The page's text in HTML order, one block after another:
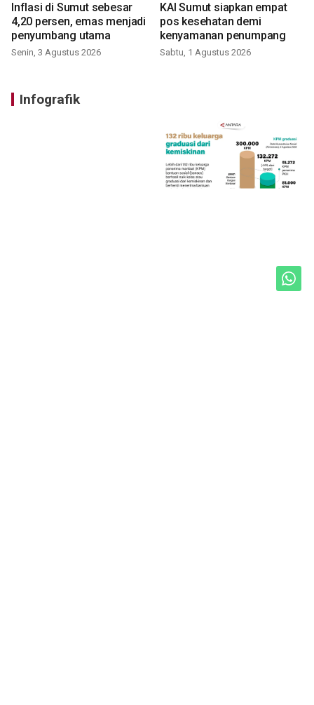
Inflasi di Sumut sebesar
4,20 persen, emas menjadi
penyumbang utama
Senin, 3 Agustus 2026
KAI Sumut siapkan empat
pos kesehatan demi
kenyamanan penumpang
Sabtu, 1 Agustus 2026
Infografik